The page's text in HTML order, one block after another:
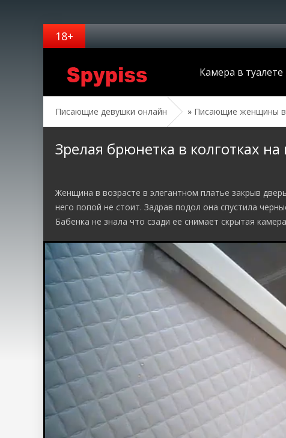
Камера в туалете
Писающие девушки онлайн » Писающие женщины в
Зрелая брюнетка в колготках
Женщина в возрасте в элегантном платье закрыв
него попой не стоит. Задрав подол она спустила
Бабенка не знала что сзади ее снимает скрытая